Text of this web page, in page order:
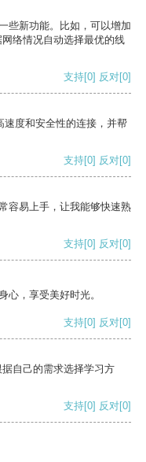
些新功能。比如，可以增加
络情况自动选择最优的线
支持[0] 反对[0]
度和安全性的连接，并帮
支持[0] 反对[0]
容易上手，让我能够快速熟
支持[0] 反对[0]
心，享受美好时光。
支持[0] 反对[0]
自己的需求选择学习方
支持[0] 反对[0]